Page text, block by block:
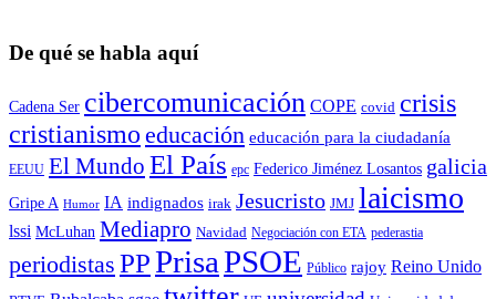
De qué se habla aquí
Cadena Ser cibercomunicación COPE covid crisis
cristianismo educación educación para la ciudadaní­a
EEUU El Mundo El País epc Federico Jiménez Losantos galicia
Gripe A Humor IA indignados irak Jesucristo JMJ laicismo
lssi McLuhan Mediapro Navidad Negociación con ETA pederastia
periodistas PPPrisaPSOE Público rajoy Reino Unido